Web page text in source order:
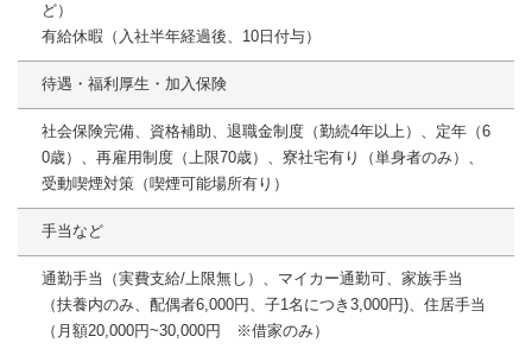
ど）
有給休暇（入社半年経過後、10日付与）
待遇・福利厚生・加入保険
社会保険完備、資格補助、退職金制度（勤続4年以上）、定年（6
0歳）、再雇用制度（上限70歳）、寮社宅有り（単身者のみ）、
受動喫煙対策（喫煙可能場所有り）
手当など
通勤手当（実費支給/上限無し）、マイカー通勤可、家族手当
（扶養内のみ、配偶者6,000円、子1名につき3,000円)、住居手当
（月額20,000円~30,000円 ※借家のみ）